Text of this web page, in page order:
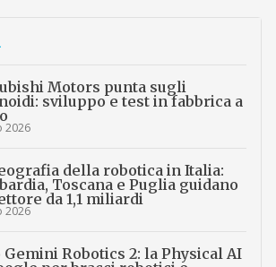
Motors punta sugli
sviluppo e test in fabbrica a
2026
della robotica in Italia:
Toscana e Puglia guidano
da 1,1 miliardi
2026
Gemini Robotics 2: la Physical AI